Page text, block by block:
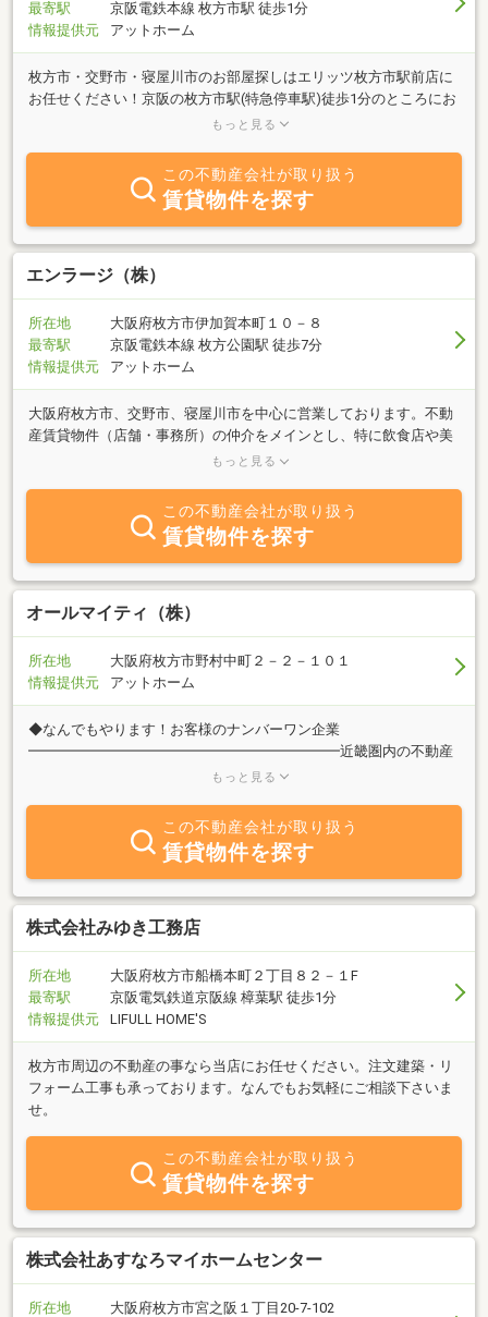
ンラインでのご相談や物件の内見なども承っておりますのでぜひご
お客様、お仕事が忙しく営業時間内に来店が難しい方も、お問い合
わせをお待ちしております。
最寄駅
京阪電鉄本線 枚方市駅 徒歩1分
情報提供元
アットホーム
枚方市・交野市・寝屋川市のお部屋探しはエリッツ枚方市駅前店に
お任せください！京阪の枚方市駅(特急停車駅)徒歩1分のところにお
店を構えています。京阪沿線に限らずJR学研都市線のエリアや駅か
人や学生(関西外国語大学・関西医科大学)の単身のお客様、もちろ
んファミリーのお客様も是非ご来店ください。
もっと見る
この不動産会社が取り扱う
賃貸物件を探す
エンラージ（株）
所在地
大阪府枚方市伊加賀本町１０－８
最寄駅
京阪電鉄本線 枚方公園駅 徒歩7分
情報提供元
アットホーム
大阪府枚方市、交野市、寝屋川市を中心に営業しております。不動
産賃貸物件（店舗・事務所）の仲介をメインとし、特に飲食店や美
容室、医療関係が強いです。事業サポートも行っておりますので、
「枚方の鍵屋。」として、鍵の解錠、破錠、鍵交換、合鍵作成・ア
クセサリー販売も行っております。お気軽にお問い合わせください
もっと見る
この不動産会社が取り扱う
賃貸物件を探す
オールマイティ（株）
所在地
大阪府枚方市野村中町２－２－１０１
情報提供元
アットホーム
◆なんでもやります！お客様のナンバーワン企業
━━━━━━━━━━━━━━━━━━━━━━近畿圏内の不動産
売買・仲介・賃貸・管理・リフォーム等、なんでもご相談くださ
スをはじめ他社様ではできないこと、しない事、を喜んでしたいと
思います。リサイクル商品の販売・買い取り。面倒な大型・小型ゴ
ミの回収。お部屋のリフォーム等。遺産相続等の物件の処分。室内
の残置物の撤去等、様々な分野で活躍しております。
もっと見る
この不動産会社が取り扱う
賃貸物件を探す
株式会社みゆき工務店
所在地
大阪府枚方市船橋本町２丁目８２－１F
最寄駅
京阪電気鉄道京阪線 樟葉駅 徒歩1分
情報提供元
LIFULL HOME'S
枚方市周辺の不動産の事なら当店にお任せください。注文建築・リ
フォーム工事も承っております。なんでもお気軽にご相談下さいま
せ。
この不動産会社が取り扱う
賃貸物件を探す
株式会社あすなろマイホームセンター
所在地
大阪府枚方市宮之阪１丁目20-7-102